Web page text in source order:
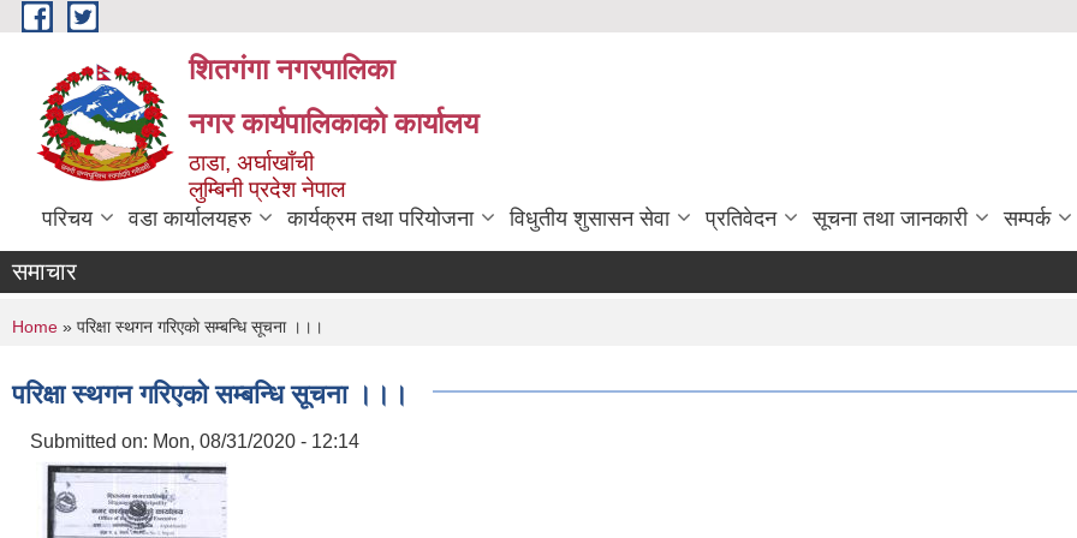
Skip to main content
शितगंगा नगरपालिका
नगर कार्यपालिकाकाे कार्यालय
ठाडा, अर्घाखाँची
लुम्बिनी प्रदेश नेपाल
परिचय वडा कार्यालयहरु कार्यक्रम तथा परियोजना विधुतीय शुसासन सेवा प्रतिवेदन सूचना तथा जानकारी सम्पर्क
समाचार
You are here
Home » परिक्षा स्थगन गरिएकाे सम्बन्धि सूचना ।।।
परिक्षा स्थगन गरिएकाे सम्बन्धि सूचना ।।।
Submitted on: Mon, 08/31/2020 - 12:14